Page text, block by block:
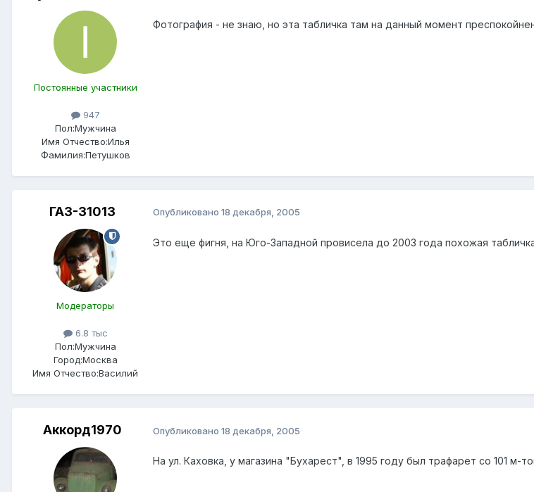
Постоянные участники
947
Пол:Мужчина
Имя Отчество:Илья
Фамилия:Петушков
Фотография - не знаю, но эта табличка там на данный момент
ГАЗ-31013
Модераторы
6.8 тыс
Пол:Мужчина
Город:Москва
Имя Отчество:Василий
Опубликовано 18 декабря, 2005
Это еще фигня, на Юго-Западной провисела до 2003 года похожая
Аккорд1970 Опубликовано 18 декабря, 2005
На ул. Каховка, у магазина "Бухарест", в 1995 году был трафарет со 101 м-